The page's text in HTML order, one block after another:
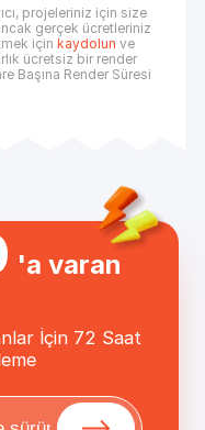
projeleriniz için size
gerçek ücretleriniz
için kaydolun ve
ücretsiz bir render
Başına Render Süresi
'a varan
İçin 72 Saat